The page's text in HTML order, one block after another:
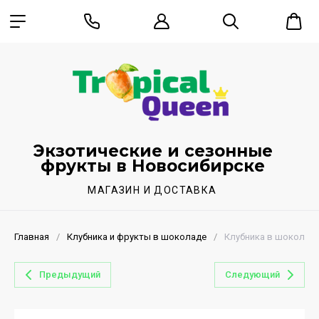
Экзотические и сезонные
фрукты в Новосибирске
МАГАЗИН И ДОСТАВКА
Главная / Клубника и фрукты в шоколаде / Клубника в
Предыдущий Следующий